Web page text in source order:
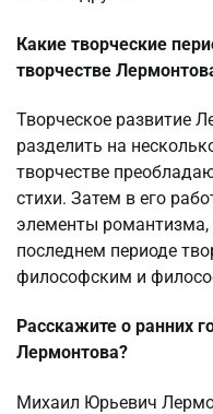
Какие творческие
творчестве
Творческое развитие
разделить на
творчестве
стихи. Затем в его
элементы
последнем периоде
философским и
Расскажите о ранних
Лермонтова?
Михаил Юрьевич